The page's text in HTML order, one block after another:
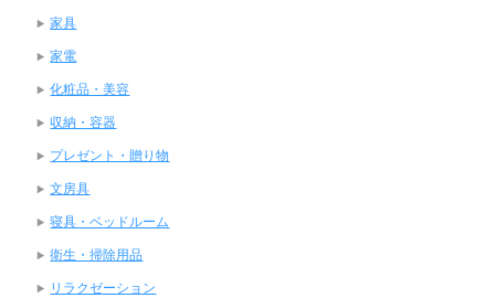
家具
家電
化粧品・美容
収納・容器
プレゼント・贈り物
文房具
寝具・ベッドルーム
衛生・掃除用品
リラクゼーション